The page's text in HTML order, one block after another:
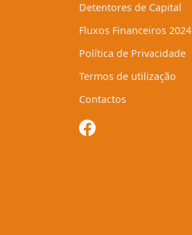
Detentores de Capital
Fluxos Financeiros 2024
Política de Privacidade
Termos de utilização
Contactos